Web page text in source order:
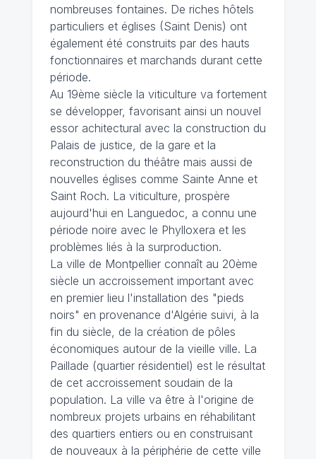
nombreuses fontaines. De riches hôtels
particuliers et églises (Saint Denis) ont
également été construits par des hauts
fonctionnaires et marchands durant cette
période.
Au 19ème siècle la viticulture va fortement
se développer, favorisant ainsi un nouvel
essor achitectural avec la construction du
Palais de justice, de la gare et la
reconstruction du théâtre mais aussi de
nouvelles églises comme Sainte Anne et
Saint Roch. La viticulture, prospère
aujourd'hui en Languedoc, a connu une
période noire avec le Phylloxera et les
problèmes liés à la surproduction.
La ville de Montpellier connaît au 20ème
siècle un accroissement important avec
en premier lieu l'installation des "pieds
noirs" en provenance d'Algérie suivi, à la
fin du siècle, de la création de pôles
économiques autour de la vieille ville. La
Paillade (quartier résidentiel) est le résultat
de cet accroissement soudain de la
population. La ville va être à l'origine de
nombreux projets urbains en réhabilitant
des quartiers entiers ou en construisant
de nouveaux à la périphérie de cette ville